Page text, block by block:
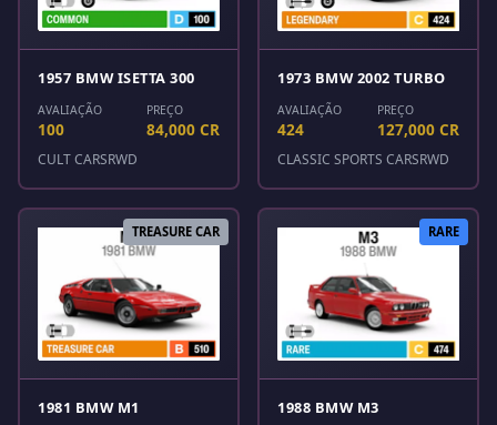
1957 BMW ISETTA 300
AVALIAÇÃO
100
PREÇO
84,000 CR
CULT CARSRWD
1973 BMW 2002 TURBO
AVALIAÇÃO
424
PREÇO
127,000 CR
CLASSIC SPORTS CARSRWD
TREASURE CAR
1981 BMW M1
RARE
1988 BMW M3